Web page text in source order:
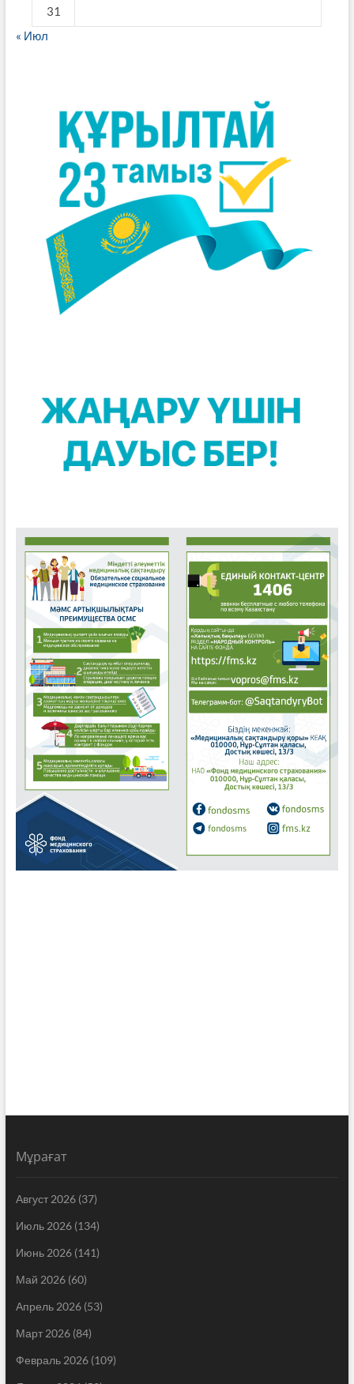
31
« Июл
Мұрағат
Август 2026(37)
Июль 2026(134)
Июнь 2026(141)
Май 2026(60)
Апрель 2026(53)
Март 2026(84)
Февраль 2026(109)